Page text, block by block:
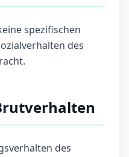
spezifischen
des
des